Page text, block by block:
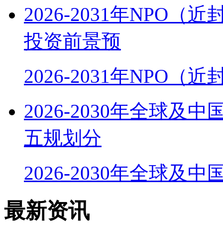
2026-2031年NPO（近
投资前景预
2026-2031年NPO（近
2026-2030年全球及中
五规划分
2026-2030年全球及中
最新资讯